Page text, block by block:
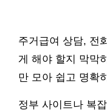
주거급여 상담, 전
게 해야 할지 막막
만 모아 쉽고 명확
정부 사이트나 복